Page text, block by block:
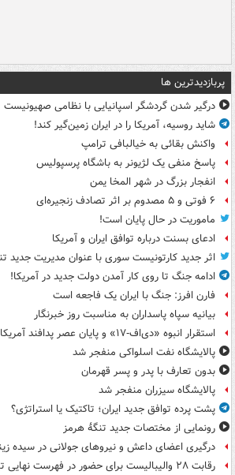
پربازدیدترین ها
درگیر شدن گردشگر اسپانیایی با نظامی صهیونیست
شاید روسیه، آمریکا را در ایران زمین‌گیر کند!
واکنش بقائی به خیالبافی ترامپ
پاسخ منفی یک لژیونر به باشگاه پرسپولیس
انفجار بزرگ در شهر المخا یمن
۶ فوتی و ۵ مصدوم بر اثر تصادف زنجیره‌ای
ماموریت در حال پایان است!
ادعای بسنت درباره توافق ایران و آمریکا
اثر جدید کارتونیست سوری با عنوان مدیریت جدید
ادامه جنگ تا روی کار آمدن دولت جدید در آمریکا!
فارن افرز: جنگ با ایران یک فاجعه است
بیانیه سپاه پاسداران به مناسبت روز خبرنگار
استقرار انبوه «دی‌اف‑۱۷» و پایان عصر پدافند آمریکا +عکس
پالایشگاه نفت اسلواکی منفجر شد
بدون تعارف با پدر و پسر قهرمان
پالایشگاه سیزران منفجر شد
پشت پرده توافق جدید ایران؛ تاکتیک یا استراتژی؟
رونمایی از مختصات جدید تنگۀ هرمز
درگیری اعضای داعش و نیروهای جولانی در سیده
رقابت ۲۸ والیبالیست برای حضور در فهرست نهایی تیم ملی